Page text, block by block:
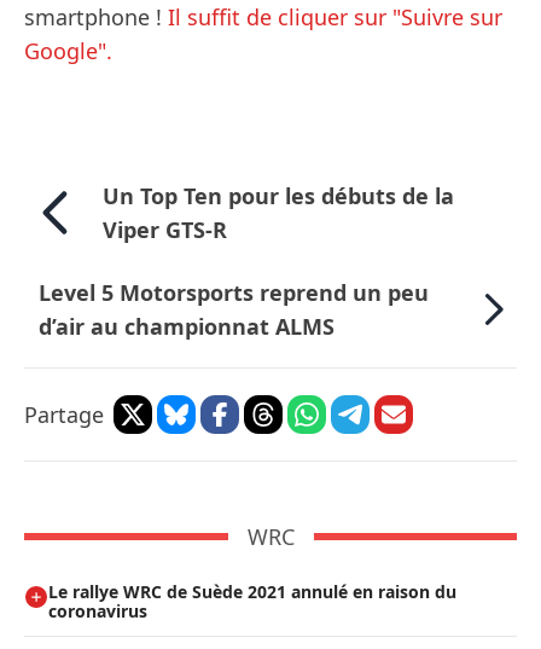
smartphone ! Il suffit de cliquer sur "Suivre sur
Google".
Un Top Ten pour les débuts de la
Viper GTS-R
Level 5 Motorsports reprend un peu
d’air au championnat ALMS
Partage
WRC
Le rallye WRC de Suède 2021 annulé en raison du
coronavirus